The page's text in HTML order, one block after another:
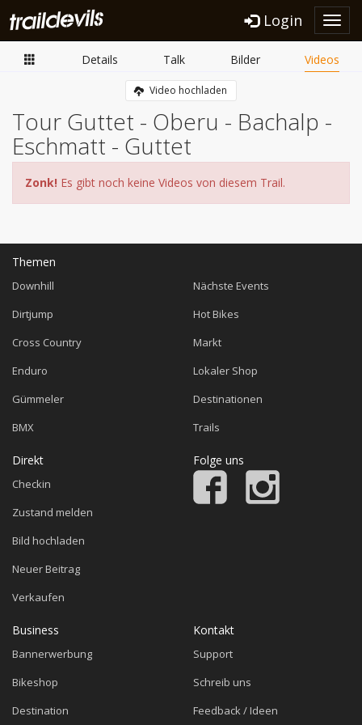
Login
Details Talk Bilder Videos
Video hochladen
Tour Guttet - Oberu - Bachalp -
Eschmatt - Guttet
Zonk! Es gibt noch keine Videos von diesem Trail.
Themen
Downhill
Dirtjump
Cross Country
Enduro
Gümmeler
BMX
Nächste Events
Hot Bikes
Markt
Lokaler Shop
Destinationen
Trails
Direkt
Checkin
Zustand melden
Bild hochladen
Neuer Beitrag
Verkaufen
Folge uns
Business
Bannerwerbung
Bikeshop
Destination
Kontakt
Support
Schreib uns
Feedback / Ideen